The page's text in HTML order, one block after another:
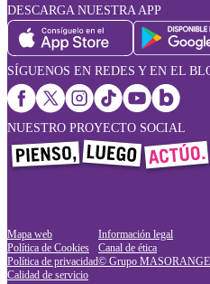
DESCARGA NUESTRA APP
SÍGUENOS EN REDES Y EN EL
NUESTRO PROYECTO SOCIAL
Mapa web
Política de Cookies
Política de privacidad
Calidad de servicio
Información legal
Canal de ética
© Grupo MASORANGE